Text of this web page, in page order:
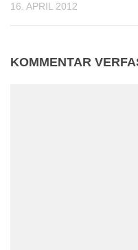
16. APRIL 2012
KOMMENTAR